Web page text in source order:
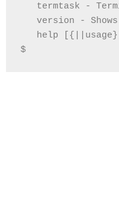
termtask -
version -
   help [{||usage}]
$